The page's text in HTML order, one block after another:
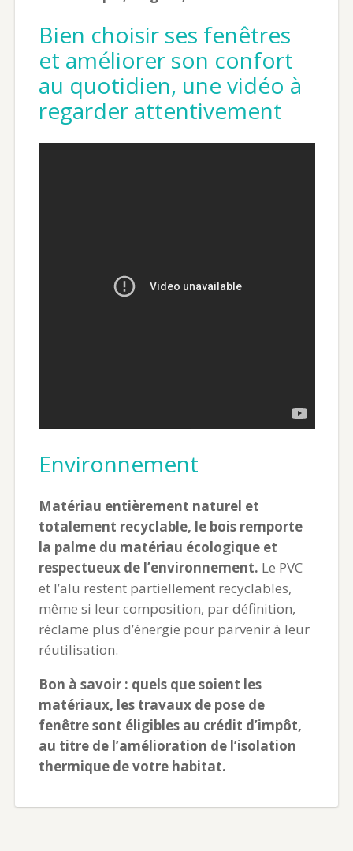
Bien choisir ses fenêtres
et améliorer son confort
au quotidien, une vidéo à
regarder attentivement
Environnement
Matériau entièrement naturel et
totalement recyclable, le bois remporte
la palme du matériau écologique et
respectueux de l’environnement. Le PVC
et l’alu restent partiellement recyclables,
même si leur composition, par définition,
réclame plus d’énergie pour parvenir à leur
réutilisation.
Bon à savoir : quels que soient les
matériaux, les travaux de pose de
fenêtre sont éligibles au crédit d’impôt,
au titre de l’amélioration de l’isolation
thermique de votre habitat.